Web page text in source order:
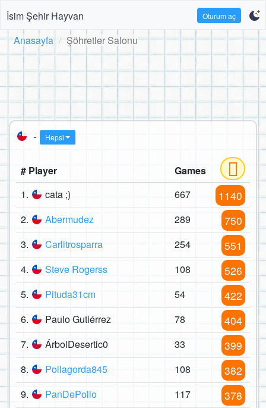
İsim Şehir Hayvan Oturum aç
Anasayfa Şöhretler Salonu
- Hepsi
# Player
Games
1.
cata ;) 667 1140
2. Abermudez 289 750
3. Carlitrosparra 254 551
4. Steve Rogerss 108 526
5. Pituda31cm 54 422
6. Paulo Gutiérrez 78 404
7. ÁrbolDesertic0 33 399
8. Pollagorda845 108 382
9. PanDePollo 117 378